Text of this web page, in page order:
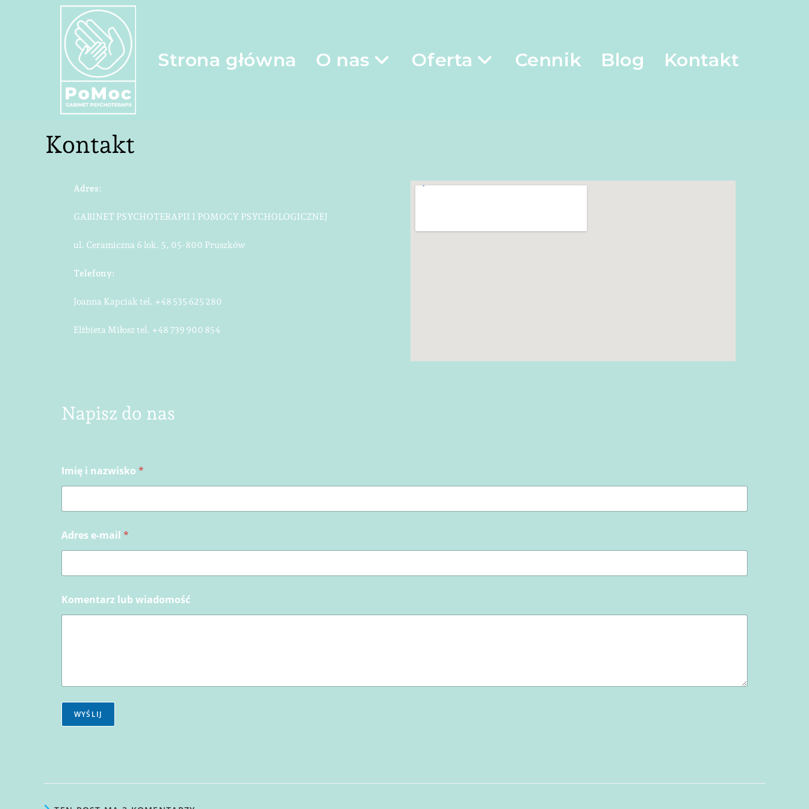
Strona główna O nas Oferta Cennik Blog Kontakt
Kontakt
Adres:
GABINET PSYCHOTERAPII I POMOCY PSYCHOLOGICZNEJ
ul. Ceramiczna 6 lok. 5, 05-800 Pruszków
Telefony:
Joanna Kapciak tel. +48 535 625 280
Elżbieta Miłosz tel. +48 739 900 854
Napisz do nas
Imię i nazwisko *
Adres e-mail *
Komentarz lub wiadomość
WYŚLIJ